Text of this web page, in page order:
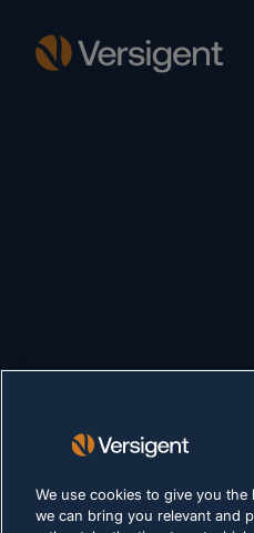
We use cookies to give you the
we can bring you relevant and